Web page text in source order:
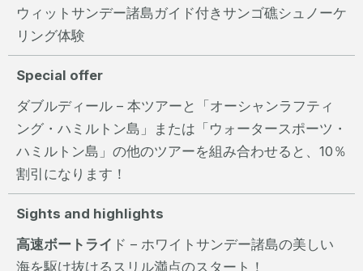
ウィットサンデー諸島ガイド付きサンゴ礁シュノーケ
リング体験
Special offer
ダブルディール – 本ツアーと「オーシャンラフティ
ング・ハミルトン島」または「ウォータースポーツ・
ハミルトン島」の他のツアーを組み合わせると、10％
割引になります！
Sights and highlights
高速ボートライ ド – ホワイトサンデー諸島の美しい
海を駆け抜けるスリル満点のスタート！